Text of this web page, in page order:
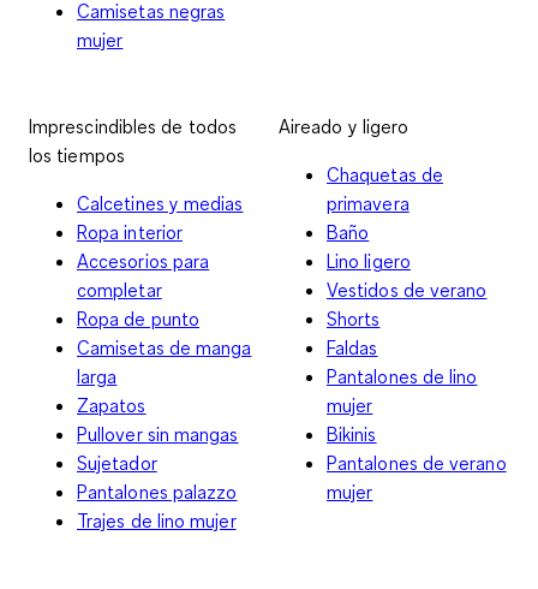
Camisetas negras
mujer
Imprescindibles de todos
los tiempos
Calcetines y medias
Ropa interior
Accesorios para
completar
Ropa de punto
Camisetas de manga
larga
Zapatos
Pullover sin mangas
Sujetador
Pantalones palazzo
Trajes de lino mujer
Aireado y ligero
Chaquetas de
primavera
Baño
Lino ligero
Vestidos de verano
Shorts
Faldas
Pantalones de lino
mujer
Bikinis
Pantalones de verano
mujer